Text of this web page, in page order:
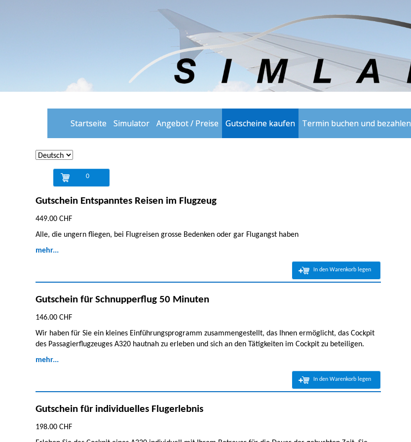
Startseite Simulator Angebot / Preise Gutscheine kaufen Termin buchen und bezahlen
0
Gutschein Entspanntes Reisen im Flugzeug
449.00 CHF
Alle, die ungern fliegen, bei Flugreisen grosse Bedenken oder gar Flugangst haben
mehr...
In den Warenkorb legen
Gutschein für Schnupperflug 50 Minuten
146.00 CHF
Wir haben für Sie ein kleines Einführungsprogramm zusammengestellt, das Ihnen ermöglicht, das Cockpit
des Passagierflugzeuges A320 hautnah zu erleben und sich an den Tätigkeiten im Cockpit zu beteiligen.
mehr...
In den Warenkorb legen
Gutschein für individuelles Flugerlebnis
198.00 CHF